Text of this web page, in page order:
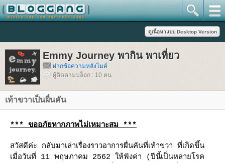
Emmy Journey พากิน พาเที่ยว
ฝากข้อความหลังไมค์
ผู้ติดตามบล็อก : 10 คน
เท้าขวาเป็นผื่นคัน
*** ขออภัยหากภาพไม่เหมาะสม ***
สวัสดีค่ะ กลับมาเล่าเรื่องราวอาการผื่นคันที่เท้าขวา ที่เกิดขึ้น
เมื่อวันที่ 11 พฤษภาคม 2562 ให้ฟังค่า (ปีนี้เป็นหลายโรค